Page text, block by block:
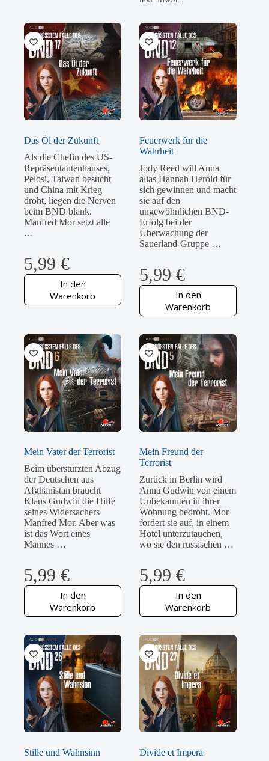
Das Öl der Zukunft
Als die Chefin des US-
Repräsentantenhauses,
Pelosi, Taiwan besucht
und China mit Krieg
droht, liegen die Nerven
beim BND blank.
Manfred Mor setzt alle
…
5,99 €
In den
Warenkorb
Feuerwerk für die
Wahrheit
Jody Reed will Anna
alias Hannah Herold für
sich gewinnen und macht
sie auf den
ungewöhnlichen BND-
Erfolg bei der
Überwachung der
Sauerland-Gruppe …
5,99€
In den
Warenkorb
Mein Vater der Terrorist
Beim überstürzten Abzug
der Deutschen aus
Afghanistan braucht
Klaus Gudwin die Hilfe
seines Widersachers
Manfred Mor. Aber was
ist das Wort eines
Mannes …
5,99 €
In den
Warenkorb
Mein Freund der
Terrorist
Zurück in Berlin wird
Anna Gudwin von einem
Unbekannten in ihrer
Wohnung bedroht. Mor
fordert sie auf, in einem
Hotel unterzutauchen,
wo sie den russischen …
5,99€
In den
Warenkorb
Stille und Wahnsinn Divide et Impera